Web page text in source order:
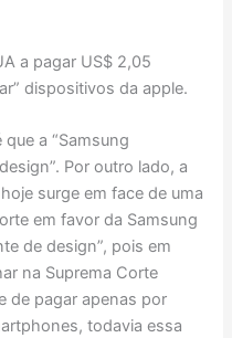
a pagar US$ 2,05
dispositivos da apple.
a “Samsung
Por outro lado, a
surge em face de uma
em favor da Samsung
de design”, pois em
na Suprema Corte
de pagar apenas por
todavia essa